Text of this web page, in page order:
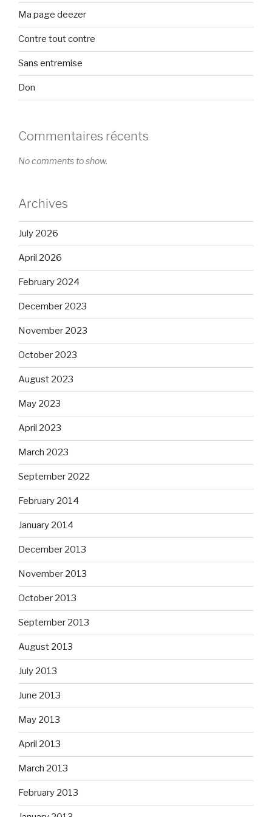
Ma page deezer
Contre tout contre
Sans entremise
Don
Commentaires récents
No comments to show.
Archives
July 2026
April 2026
February 2024
December 2023
November 2023
October 2023
August 2023
May 2023
April 2023
March 2023
September 2022
February 2014
January 2014
December 2013
November 2013
October 2013
September 2013
August 2013
July 2013
June 2013
May 2013
April 2013
March 2013
February 2013